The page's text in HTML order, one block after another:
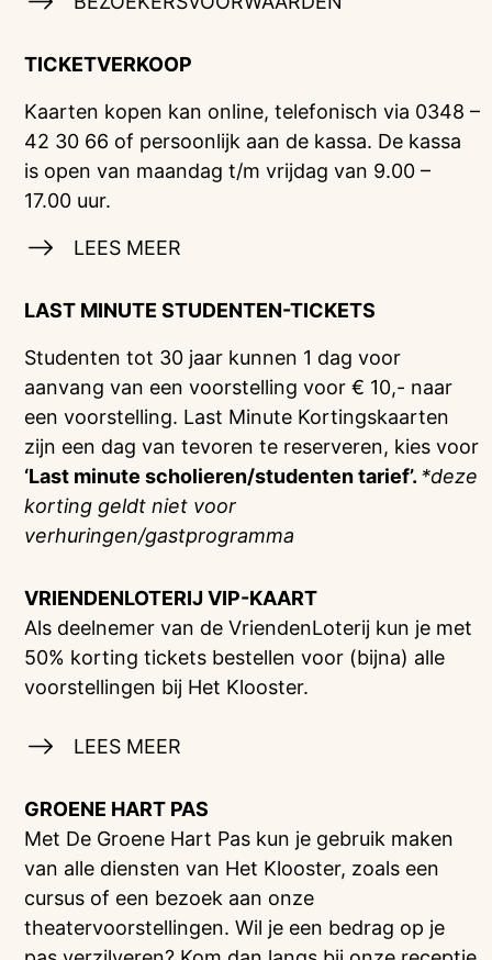
TICKETVERKOOP
Kaarten kopen kan online, telefonisch via 0348 –
42 30 66 of persoonlijk aan de kassa. De kassa
is open van maandag t/m vrijdag van 9.00 –
17.00 uur.
LEES MEER
LAST MINUTE STUDENTEN-TICKETS
Studenten tot 30 jaar kunnen 1 dag voor
aanvang van een voorstelling voor € 10,- naar
een voorstelling. Last Minute Kortingskaarten
zijn een dag van tevoren te reserveren, kies voor
‘Last minute scholieren/studenten tarief’. *deze
korting geldt niet voor
verhuringen/gastprogramma
VRIENDENLOTERIJVIP-KAART
Als deelnemer van de VriendenLoterij kun je met
50% korting tickets bestellen voor (bijna) alle
voorstellingen bij Het Klooster.
LEES MEER
GROENE HART PAS
Met De Groene Hart Pas kun je gebruik maken
van alle diensten van Het Klooster, zoals een
cursus of een bezoek aan onze
theatervoorstellingen. Wil je een bedrag op je